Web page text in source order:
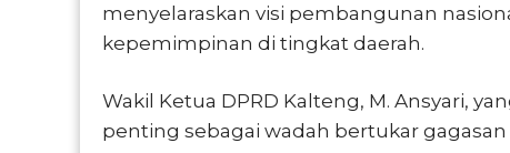
menyelaraskan visi pembangunan
kepemimpinan di tingkat daerah.
Wakil Ketua DPRD Kalteng, M. Ansyari,
penting sebagai wadah bertukar